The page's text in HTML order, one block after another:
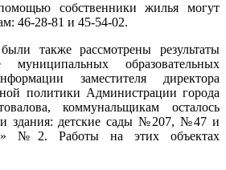
собственники жилья могут
46-28-81 и 45-54-02.
также рассмотрены результаты
образовательных
заместителя директора
политики Администрации города
коммунальщикам осталось
здания: детские сады №207, №47 и
Работы на этих объектах